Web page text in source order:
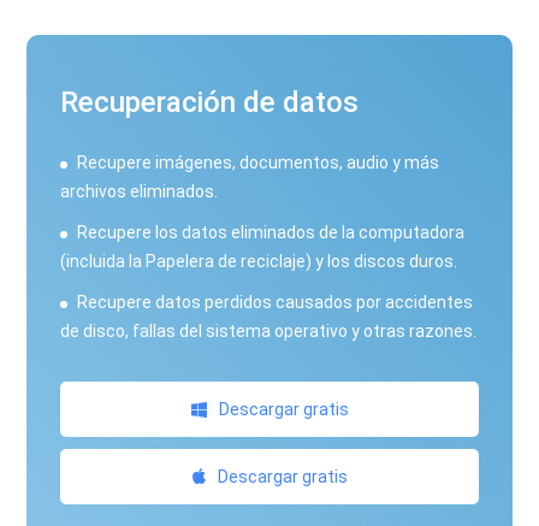
Recuperación de datos
Recupere imágenes, documentos, audio y más
archivos eliminados.
Recupere los datos eliminados de la computadora
(incluida la Papelera de reciclaje) y los discos duros.
Recupere datos perdidos causados ​​por accidentes
de disco, fallas del sistema operativo y otras razones.
Descargar gratis
Descargar gratis